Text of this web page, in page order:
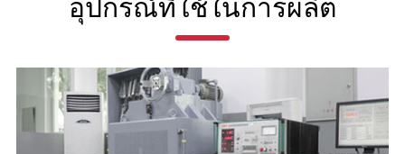
อุปกรณ์ที่ใช้ในการผลิต